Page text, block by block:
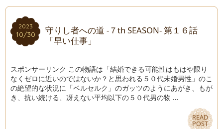
2023
10/30
2023
10/30
守りし者への道 -７th SEASON- 第１６話
「早い仕事」
スポンサーリンク この物語は「結婚できる可能性はもはや限り
なくゼロに近いのではないか？と思われる５０代未婚男性」のこ
の絶望的な状況に「ベルセルク」のガッツのようにあがき、もが
き、抗い続ける、冴えない平均以下の５０代男の物 …
READ
POST
READ
POST